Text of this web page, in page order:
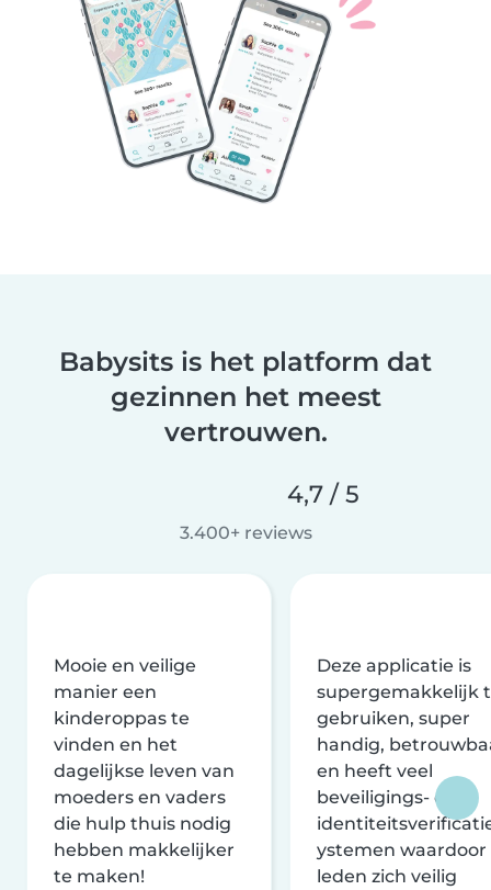
Babysits is het platform dat
gezinnen het meest
vertrouwen.
4,7 / 5
3.400+ reviews
Mooie en veilige
manier een
kinderoppas te
vinden en het
dagelijkse leven van
moeders en vaders
die hulp thuis nodig
hebben makkelijker
te maken!
Deze applicatie is
supergemakkelijk
gebruiken, super
handig,
en heeft veel
beveiligings- en
ystemen waardoor
leden zich veilig